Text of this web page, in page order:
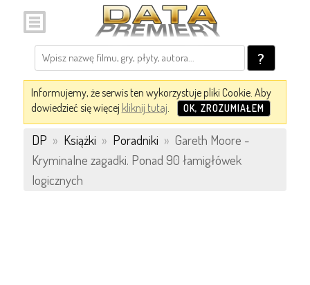
?
Informujemy, że serwis ten wykorzystuje pliki Cookie. Aby
dowiedzieć się więcej kliknij tutaj. OK, ZROZUMIAŁEM
DP » Książki » Poradniki » Gareth Moore -
Kryminalne zagadki. Ponad 90 łamigłówek
logicznych